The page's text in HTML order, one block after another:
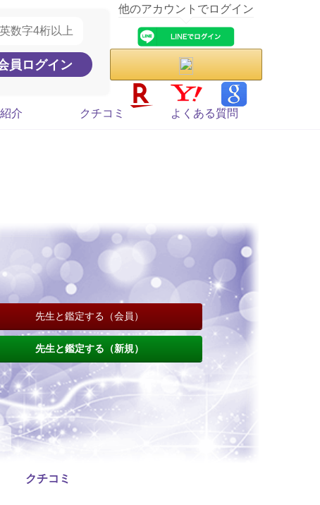
他のアカウントでログイン
介 クチコミ よくある質問
先生と鑑定する（会員）
先生と鑑定する（新規）
クチコミ